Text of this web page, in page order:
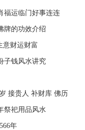
福运临门好事连连
牌的功效介绍
意财运财富
子钱风水讲究
接贵人 补财库 佛历
祭祀用品风水
年